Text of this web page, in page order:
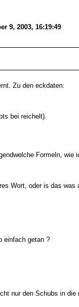
9, 2003, 16:19:49
Zu den eckdaten:
bei reichelt).
Formeln,
Wort, oder is das was
einfach getan ?
nur den Schubs in die